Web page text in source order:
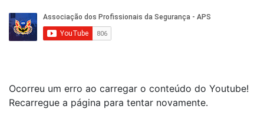
Ocorreu um erro ao carregar o conteúdo do Youtube!
Recarregue a página para tentar novamente.